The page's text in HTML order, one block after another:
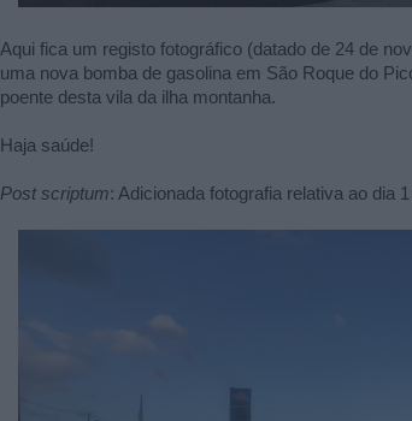
Aqui fica um registo fotográfico (datado de 24 de
uma nova bomba de gasolina em São Roque do
poente desta vila da ilha montanha.
Haja saúde!
Post scriptum: Adicionada fotografia relativa ao dia